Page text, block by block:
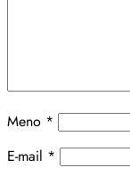
Meno *
E-mail *